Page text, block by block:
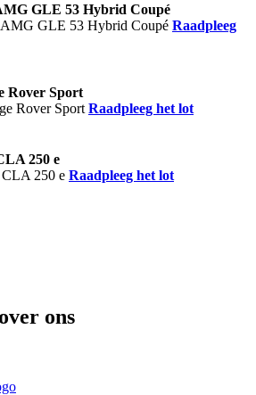
GLE 53 Hybrid Coupé
Raadpleeg
Rover Sport
Raadpleeg het lot
250 e
Raadpleeg het lot
ons